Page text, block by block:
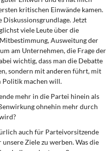
kritischen Einwände kamen.
Jetzt
viele Leute über die
Ausweitung der
am Unternehmen, die Frage der
wichtig, dass man die Debatte
sondern mit anderen führt, mit
Politik machen will.
mehr in die Partei hinein als
ohnehin mehr durch
auch für Parteivorsitzende
Ziele zu werben. Was die